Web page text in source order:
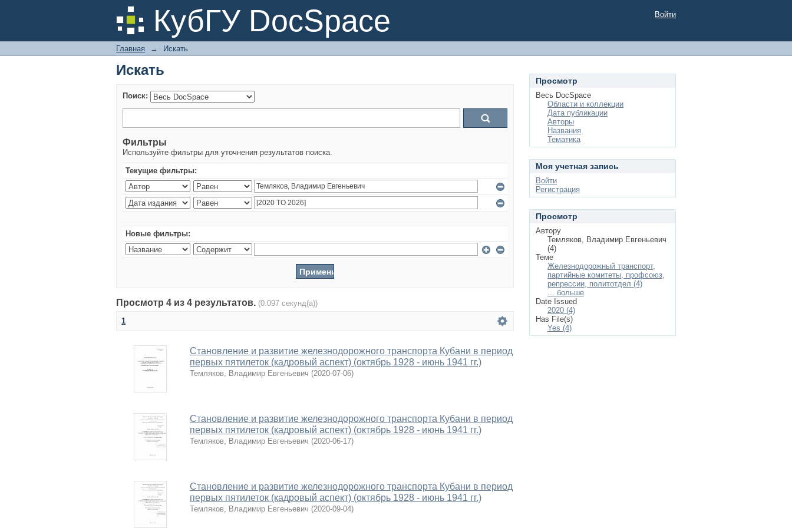
КубГУ DocSpace
Искать Войти
Главная → Искать
Искать
Поиск:
Фильтры
Используйте фильтры для уточнения результатов поиска.
Текущие фильтры:
Новые фильтры:
Просмотр 4 из 4 результатов. (0.097 секунд(а))
1
Становление и развитие железнодорожного транспорта Кубани в период
первых пятилеток (кадровый аспект) (октябрь 1928 - июнь 1941 гг.)
Темляков, Владимир Евгеньевич (2020-07-06)
Становление и развитие железнодорожного транспорта Кубани в период
первых пятилеток (кадровый аспект) (октябрь 1928 - июнь 1941 гг.)
Темляков, Владимир Евгеньевич (2020-06-17)
Становление и развитие железнодорожного транспорта Кубани в период
первых пятилеток (кадровый аспект) (октябрь 1928 - июнь 1941 гг.)
Темляков, Владимир Евгеньевич (2020-09-04)
Просмотр
Весь DocSpace
Области и коллекции
Дата публикации
Авторы
Названия
Тематика
Моя учетная запись
Войти
Регистрация
Просмотр
Автору
Темляков, Владимир Евгеньевич
(4)
Теме
Железнодорожный транспорт,
партийные комитеты, профсоюз,
репрессии, политотдел (4)
... больше
Date Issued
2020 (4)
Has File(s)
Yes (4)